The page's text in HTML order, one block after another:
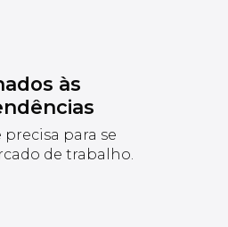
às
precisa para se
de trabalho.